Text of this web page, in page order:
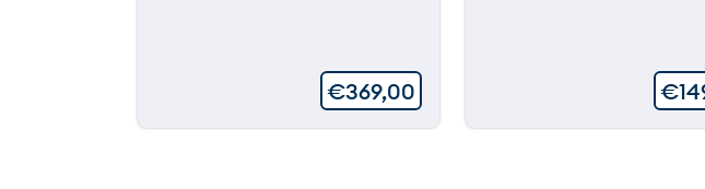
€369,00 €